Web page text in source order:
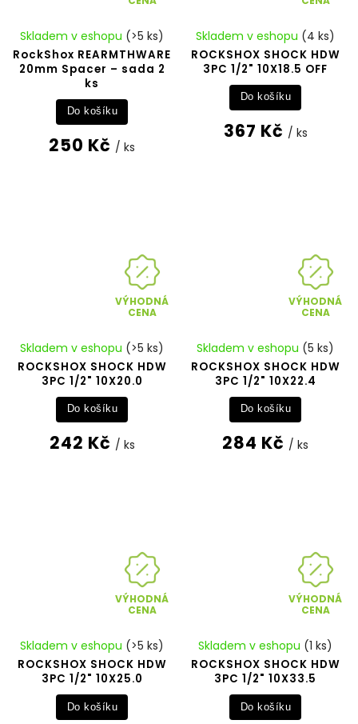
RockShox REARMTHWARE
20mm Spacer – sada 2
ks
Skladem v eshopu (>5 ks)
250 Kč / ks
Do košíku
ROCKSHOX SHOCK HDW
3PC 1/2" 10X18.5 OFF
Skladem v eshopu (4 ks)
367 Kč / ks
Do košíku
VÝHODNÁ
CENA
ROCKSHOX SHOCK HDW
3PC 1/2" 10X20.0
Skladem v eshopu (>5 ks)
242 Kč / ks
Do košíku
VÝHODNÁ
CENA
ROCKSHOX SHOCK HDW
3PC 1/2" 10X22.4
Skladem v eshopu (5 ks)
284 Kč / ks
Do košíku
VÝHODNÁ
CENA
ROCKSHOX SHOCK HDW
3PC 1/2" 10X25.0
Skladem v eshopu (>5 ks)
Do košíku
VÝHODNÁ
CENA
ROCKSHOX SHOCK HDW
3PC 1/2" 10X33.5
Skladem v eshopu (1 ks)
Do košíku